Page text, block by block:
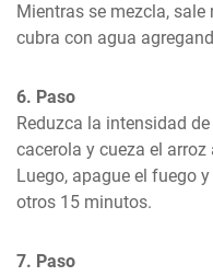
Mientras se mezcla, sale
cubra con agua
6. Paso
Reduzca la intensidad
cacerola y cueza el
Luego, apague el fuego
otros 15 minutos.
7. Paso